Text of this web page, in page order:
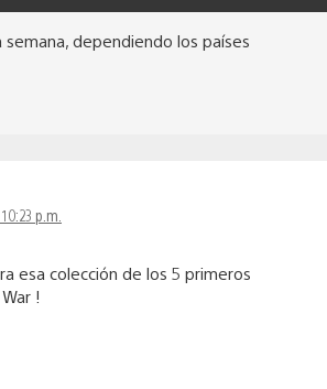
dependiendo los países
p.m.
esa colección de los 5 primeros
!